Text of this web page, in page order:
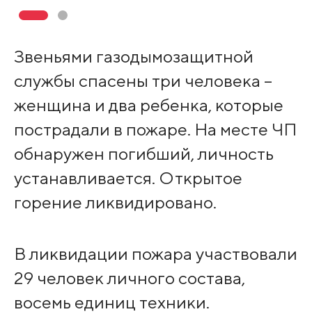
Звеньями газодымозащитной
службы спасены три человека –
женщина и два ребенка, которые
пострадали в пожаре. На месте ЧП
обнаружен погибший, личность
устанавливается. Открытое
горение ликвидировано.
В ликвидации пожара участвовали
29 человек личного состава,
восемь единиц техники.